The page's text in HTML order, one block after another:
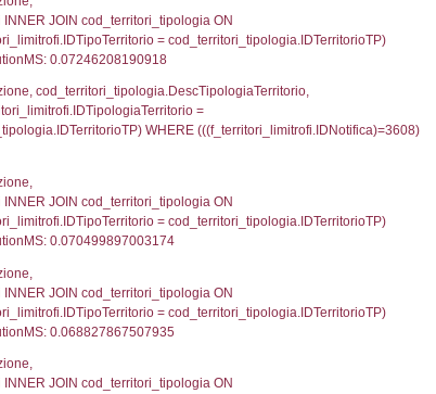
0.021811962127686
executionMS:
CodiceUnivoco='NF013' , executionMS:
'%d/%m/%Y') as DataUltimoPIR
'%d/%m/%Y') as DataUltimoPIR
0.00074195861816406
FROM f_confini_stato INNER JOIN